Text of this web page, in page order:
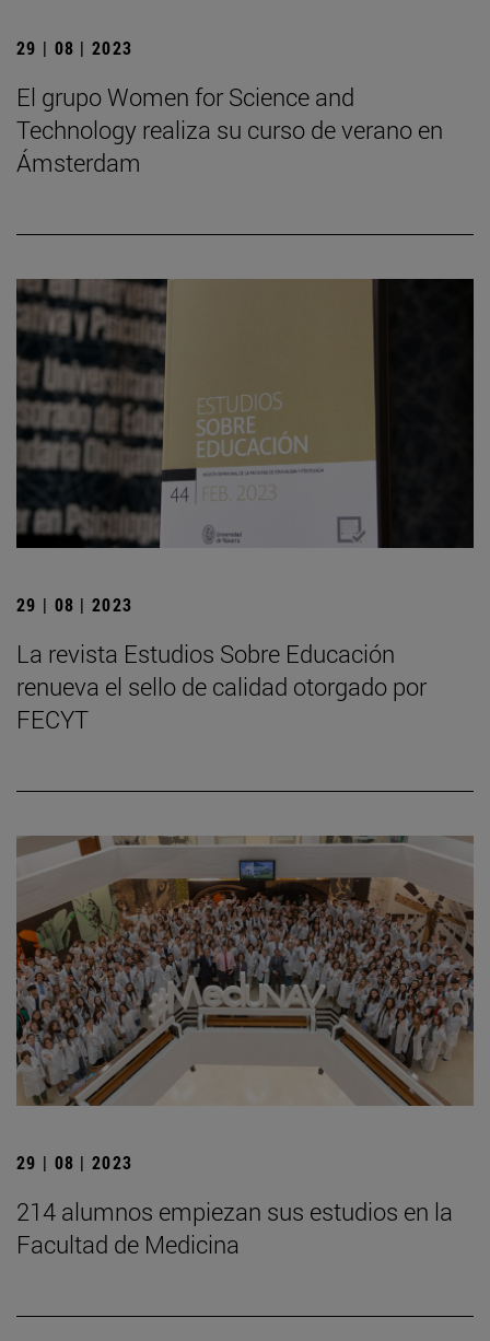
29 | 08 | 2023
El grupo Women for Science and
Technology realiza su curso de verano en
Ámsterdam
29 | 08 | 2023
La revista Estudios Sobre Educación
renueva el sello de calidad otorgado por
FECYT
29 | 08 | 2023
214 alumnos empiezan sus estudios en la
Facultad de Medicina